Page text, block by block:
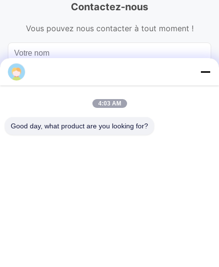
Contactez-nous
Vous pouvez nous contacter à tout moment !
4:03 AM
Good day, what product are you looking for?